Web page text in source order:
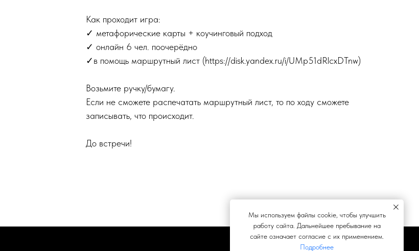
Как проходит игра:
✓ метафорические карты + коучинговый подход
✓ онлайн 6 чел. поочерёдно
✓в помощь маршрутный лист (https://disk.yandex.ru/i/UMp51dRlcxDTnw)
Возьмите ручку/бумагу.
Если не сможете распечатать маршрутный лист, то по ходу сможете
записывать, что происходит.
До встречи!
Мы используем файлы cookie, чтобы улучшить
работу сайта. Дальнейшее пребывание на
сайте означает согласие с их применением.
Подробнее